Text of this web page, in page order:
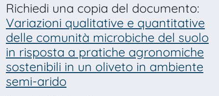
Richiedi una copia del documento:
Variazioni qualitative e quantitative
delle comunità microbiche del suolo
in risposta a pratiche agronomiche
sostenibili in un oliveto in ambiente
semi-arido